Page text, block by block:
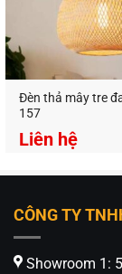
Đèn thả mây tre
157
Liên hệ
CÔNG TY
Showroom 1: